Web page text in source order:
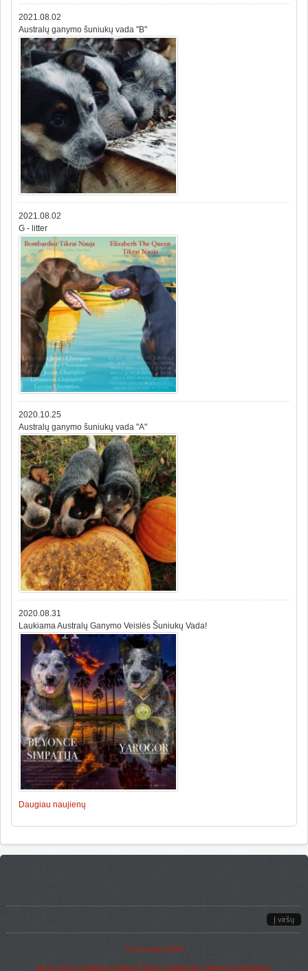
2021.08.02
Australų ganymo šuniukų vada "B"
2021.08.02
G - litter
2020.10.25
Australų ganymo šuniukų vada "A"
2020.08.31
Laukiama Australų Ganymo Veislės Šuniukų Vada!
Daugiau naujienų
Į viršų
© it-crowd.lt2015
Visas turinys priklauso Andriui Čečiui, kopijuoti be sutikimo draudžiama.